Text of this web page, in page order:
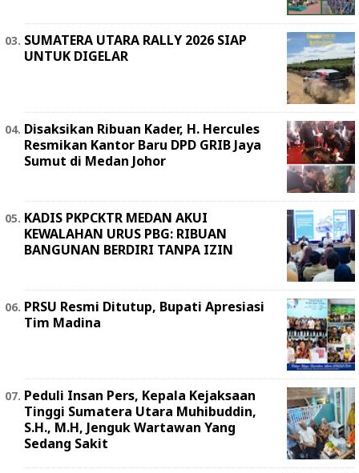
SUMATERA UTARA RALLY 2026 SIAP
UNTUK DIGELAR
Disaksikan Ribuan Kader, H. Hercules
Resmikan Kantor Baru DPD GRIB Jaya
Sumut di Medan Johor
KADIS PKPCKTR MEDAN AKUI
KEWALAHAN URUS PBG: RIBUAN
BANGUNAN BERDIRI TANPA IZIN
PRSU Resmi Ditutup, Bupati Apresiasi
Tim Madina
Peduli Insan Pers, Kepala Kejaksaan
Tinggi Sumatera Utara Muhibuddin,
S.H., M.H, Jenguk Wartawan Yang
Sedang Sakit